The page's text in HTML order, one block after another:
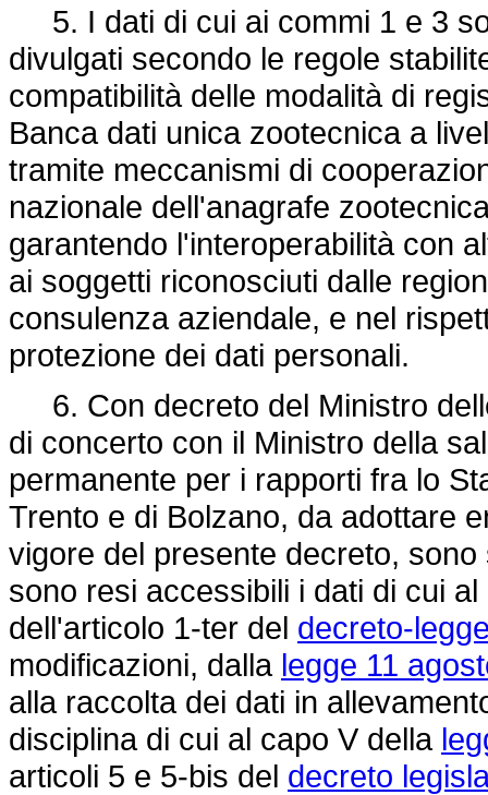
5. I dati di cui ai commi 1 e 3
divulgati secondo le regole
compatibilità delle modalità di
Banca dati unica zootecnica a
tramite meccanismi di
nazionale dell'anagrafe
garantendo l'interoperabilità con
ai soggetti riconosciuti dalle
consulenza aziendale, e nel
protezione dei dati personali.
6. Con decreto del Ministro
di concerto con il Ministro della
permanente per i rapporti fra lo
Trento e di Bolzano, da adottare
vigore del presente decreto,
sono resi accessibili i dati di cui
dell'articolo 1-ter del decreto-
modificazioni, dalla legge 11
alla raccolta dei dati in
disciplina di cui al capo V della
articoli 5 e 5-bis del decreto